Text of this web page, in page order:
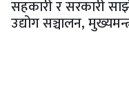
सहकारी र सरकारी
उद्योग सञ्चालन,